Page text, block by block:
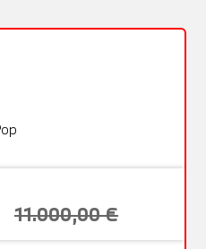
11.000,00 €